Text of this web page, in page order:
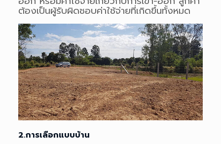
ต้องเป็นผู้รับผิดชอบค่าใช้จ่ายที่เกิดขึ้นทั้งหมด
2.การเลือกแบบบ้าน